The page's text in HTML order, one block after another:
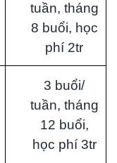
tuần, tháng
8 buổi, học
phí 2tr
3 buổi/
tuần, tháng
12 buổi,
học phí 3tr